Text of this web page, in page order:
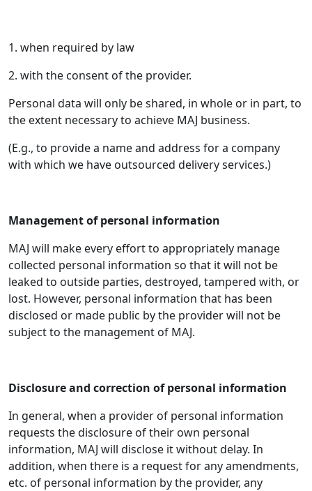
1. when required by law
2. with the consent of the provider.
Personal data will only be shared, in whole or in part, to
the extent necessary to achieve MAJ business.
(E.g., to provide a name and address for a company
with which we have outsourced delivery services.)
Management of personal information
MAJ will make every effort to appropriately manage
collected personal information so that it will not be
leaked to outside parties, destroyed, tampered with, or
lost. However, personal information that has been
disclosed or made public by the provider will not be
subject to the management of MAJ.
Disclosure and correction of personal information
In general, when a provider of personal information
requests the disclosure of their own personal
information, MAJ will disclose it without delay. In
addition, when there is a request for any amendments,
etc. of personal information by the provider, any